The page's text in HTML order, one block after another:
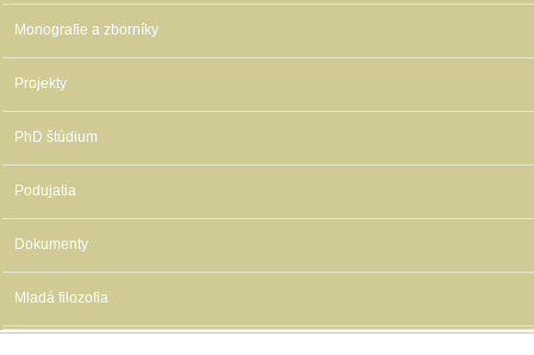
Monografie a zborníky
Projekty
PhD štúdium
Podujatia
Dokumenty
Mladá filozofia